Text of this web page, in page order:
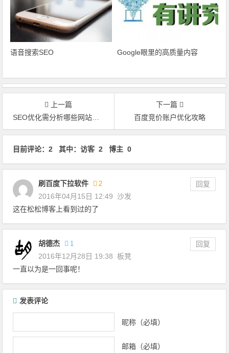
语音搜索SEO Google眼里的高质量内容
上一篇
SEO优化需分析哪些网站数据
下一篇
百度竞价账户优化攻略
目前评论：2 其中：访客 2 博主 0
刷百度下拉软件 2
回复
2016年04月15日 12:49
沙发
这在松松博客上看到过的了
胡德杰 1
回复
2016年12月28日 19:38 板凳
一直以为是一回事呢！
发表评论
昵称（必填）
邮箱（必填）